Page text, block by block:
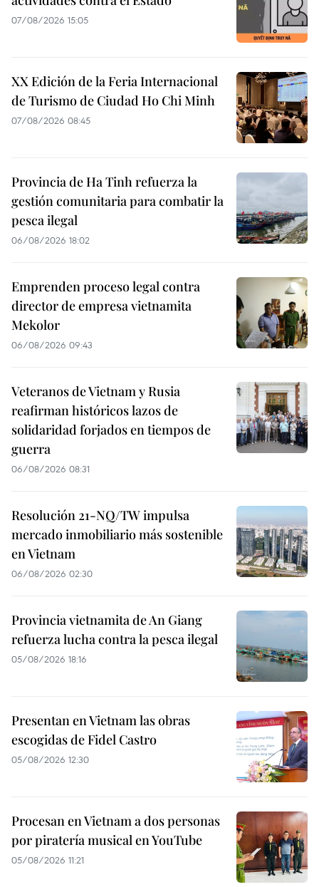
07/08/2026 15:05
XX Edición de la Feria Internacional
de Turismo de Ciudad Ho Chi Minh
07/08/2026 08:45
Provincia de Ha Tinh refuerza la
gestión comunitaria para combatir la
pesca ilegal
06/08/2026 18:02
Emprenden proceso legal contra
director de empresa vietnamita
Mekolor
06/08/2026 09:43
Veteranos de Vietnam y Rusia
reafirman históricos lazos de
solidaridad forjados en tiempos de
guerra
06/08/2026 08:31
Resolución 21-NQ/TW impulsa
mercado inmobiliario más sostenible
en Vietnam
06/08/2026 02:30
Provincia vietnamita de An Giang
refuerza lucha contra la pesca ilegal
05/08/2026 18:16
Presentan en Vietnam las obras
escogidas de Fidel Castro
05/08/2026 12:30
Procesan en Vietnam a dos personas
por piratería musical en YouTube
05/08/2026 11:21